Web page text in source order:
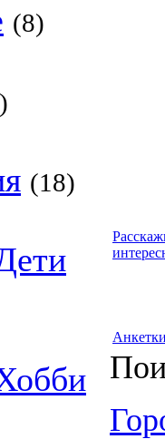
(8)
(18)